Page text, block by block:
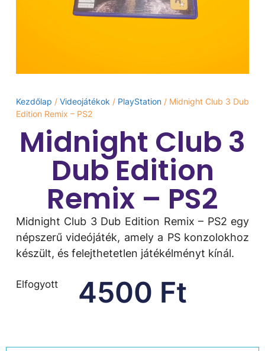
Kezdőlap / Videojátékok / PlayStation/ Midnight Club 3 Dub
Edition Remix – PS2
Midnight Club 3
Dub Edition
Remix – PS2
Midnight Club 3 Dub Edition Remix – PS2 egy
népszerű videójáték, amely a PS konzolokhoz
készült, és felejthetetlen játékélményt kínál.
4500 Ft
Elfogyott